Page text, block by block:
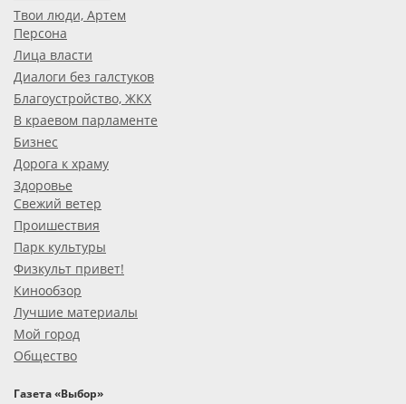
Твои люди, Артем
Персона
Лица власти
Диалоги без галстуков
Благоустройство, ЖКХ
В краевом парламенте
Бизнес
Дорога к храму
Здоровье
Свежий ветер
Проишествия
Парк культуры
Физкульт привет!
Кинообзор
Лучшие материалы
Мой город
Общество
Газета «Выбор»